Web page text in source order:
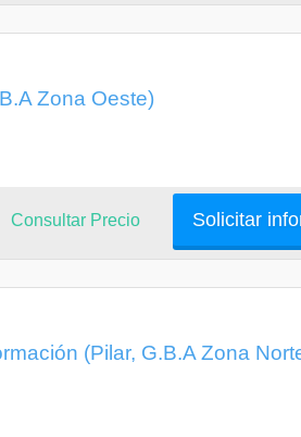
Zona Oeste)
Solicitar
Consultar Precio
(Pilar, G.B.A Zona